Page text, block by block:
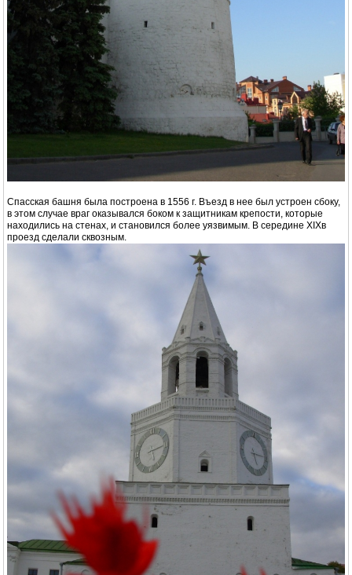
Спасская башня была построена в 1556 г. Въезд в нее был устроен сбоку,
в этом случае враг оказывался боком к защитникам крепости, которые
находились на стенах, и становился более уязвимым. В середине XIXв
проезд сделали сквозным.